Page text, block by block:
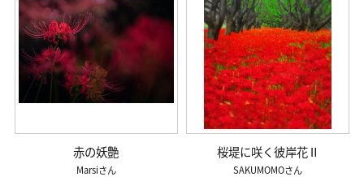
赤の妖艶
Marsi
桜堤に咲く彼岸花Ⅱ
SAKUMOMO